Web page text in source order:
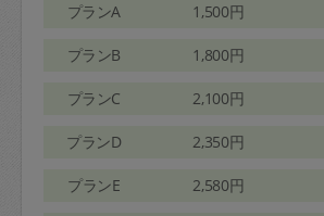
プランA 1,500円
プランB 1,800円
プランC 2,100円
プランD 2,350円
プランE 2,580円